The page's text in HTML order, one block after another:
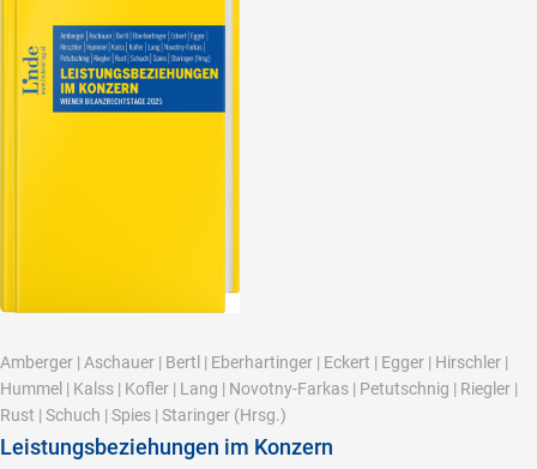
Amberger | Aschauer | Bertl | Eberhartinger | Eckert | Egger | Hirschler |
Hummel | Kalss | Kofler | Lang | Novotny-Farkas | Petutschnig | Riegler |
Rust | Schuch | Spies | Staringer (Hrsg.)
Leistungsbeziehungen im Konzern